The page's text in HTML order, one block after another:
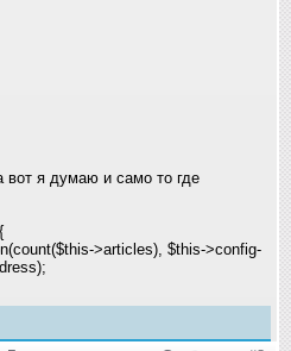
вот я думаю и само то где
>articles), $this->config-